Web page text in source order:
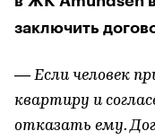
заключить
— Если человек
квартиру и
отказать ему.